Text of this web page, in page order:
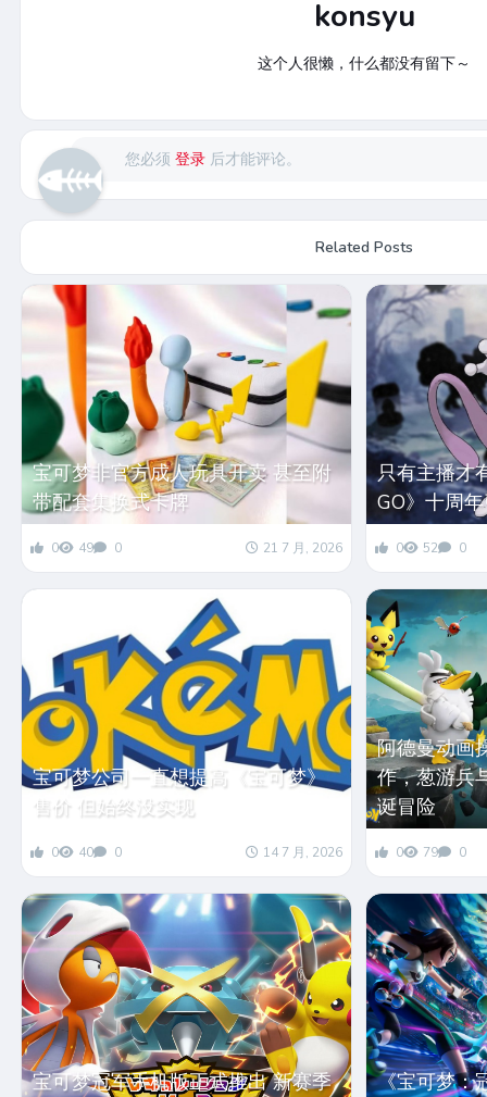
konsyu
这个人很懒，什么都没有留下～
您必须登录 后才能评论。
Related Posts
宝可梦非官方成人玩具开卖 甚至附
带配套集换式卡牌
0 49 0 21 7 月, 2026
只有主播才
GO》十周
0 52 0
宝可梦公司一直想提高《宝可梦》
售价 但始终没实现
0 40 0 14 7 月, 2026
阿德曼动画
作，葱游兵
诞冒险
0 79 0
宝可梦冠军手机版正式推出 新赛季
《宝可梦：